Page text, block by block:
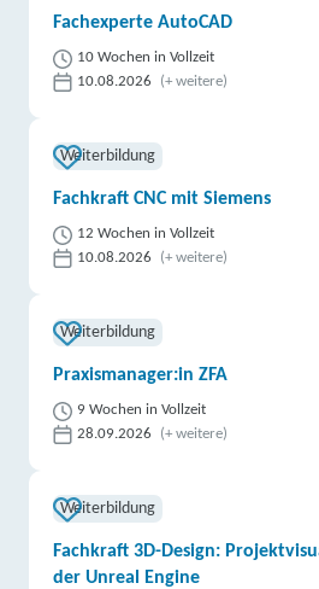
Fachexperte AutoCAD
10 Wochen in Vollzeit
10.08.2026
(+ weitere)
Weiterbildung
Fachkraft CNC mit Siemens
12 Wochen in Vollzeit
10.08.2026
(+ weitere)
Weiterbildung
Praxismanager:in ZFA
9 Wochen in Vollzeit
28.09.2026
(+ weitere)
Weiterbildung
Fachkraft 3D-Design:
der Unreal Engine